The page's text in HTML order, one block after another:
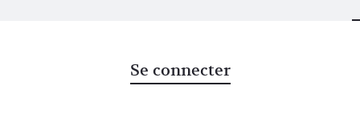
Se connecter